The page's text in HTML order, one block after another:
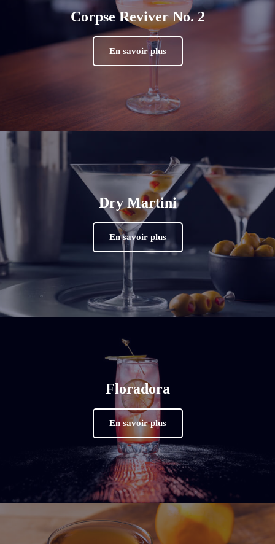
Corpse Reviver No. 2
En savoir plus
Dry Martini
En savoir plus
Floradora
En savoir plus